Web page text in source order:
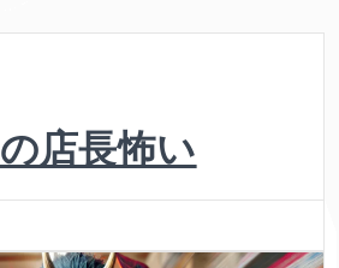
店長怖い